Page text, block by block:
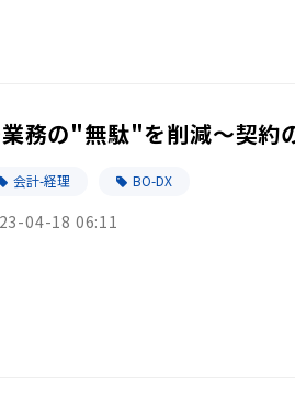
務の"無駄"を削減～契約
会計-経理 BO-DX
04-18 06:11